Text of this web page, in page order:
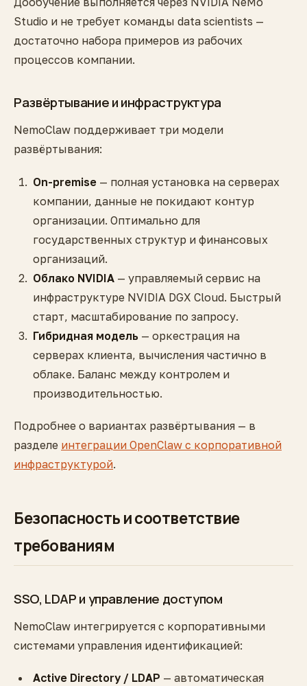
Studio и не требует команды data scientists —
достаточно набора примеров из рабочих
процессов компании.
Развёртывание и инфраструктура
NemoClaw поддерживает три модели
развёртывания:
On-premise — полная установка на серверах
компании, данные не покидают контур
организации. Оптимально для
государственных структур и финансовых
организаций.
Облако NVIDIA — управляемый сервис на
инфраструктуре NVIDIA DGX Cloud. Быстрый
старт, масштабирование по запросу.
Гибридная модель — оркестрация на
серверах клиента, вычисления частично в
облаке. Баланс между контролем и
производительностью.
Подробнее о вариантах развёртывания — в
разделе интеграции OpenClaw с корпоративной
инфраструктурой.
Безопасность и соответствие
требованиям
SSO, LDAP и управление доступом
NemoClaw интегрируется с корпоративными
системами управления идентификацией:
Active Directory / LDAP — автоматическая